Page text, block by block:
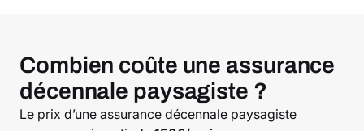
Combien coûte une assurance
décennale paysagiste ?
Le prix d’une assurance décennale paysagiste